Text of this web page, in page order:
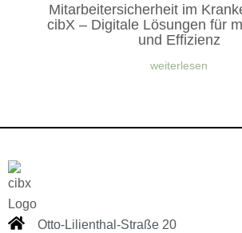
Mitarbeitersicherheit im
cibX – Digitale Lösungen für
und Effizienz
weiterlesen
Otto-Lilienthal-Straße 20